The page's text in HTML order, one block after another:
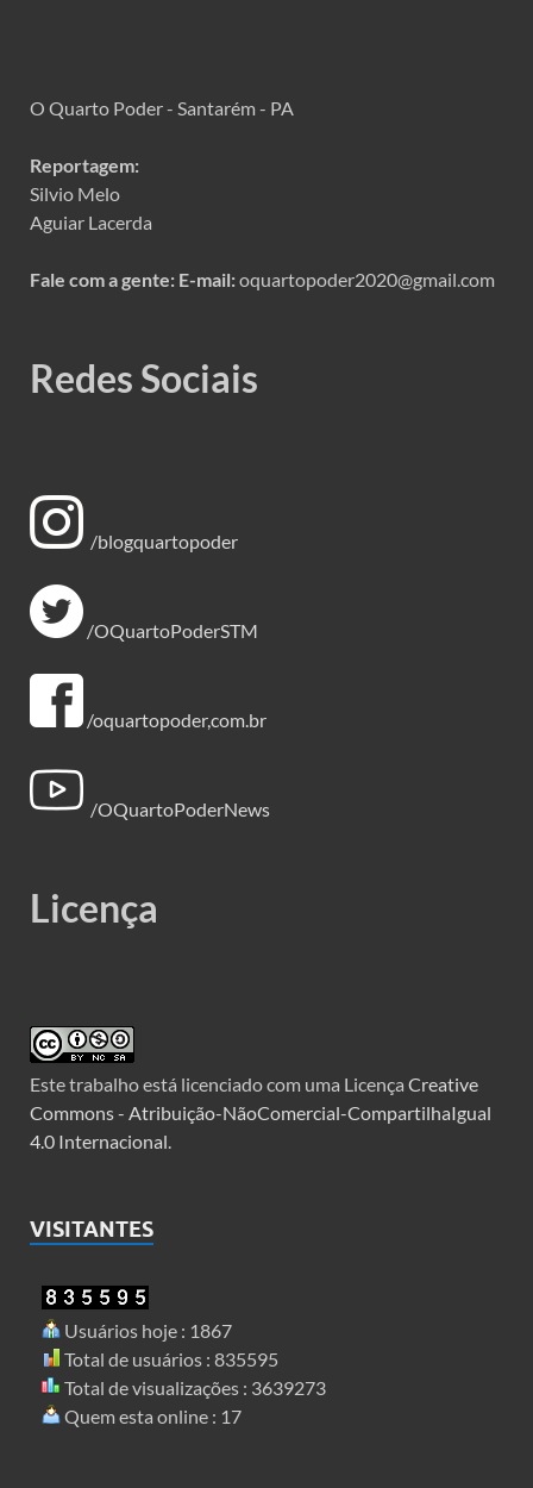
O Quarto Poder - Santarém - PA
Reportagem:
Silvio Melo
Aguiar Lacerda
Fale com a gente: E-mail:oquartopoder2020@gmail.com
Redes Sociais
/blogquartopoder
/OQuartoPoderSTM
/oquartopoder,com.br
/OQuartoPoderNews
Licença
Este trabalho está licenciado com uma Licença Creative
Commons - Atribuição-NãoComercial-CompartilhaIgual
4.0 Internacional.
VISITANTES
Usuários hoje : 1867
Total de usuários : 835595
Total de visualizações : 3639273
Quem esta online : 17